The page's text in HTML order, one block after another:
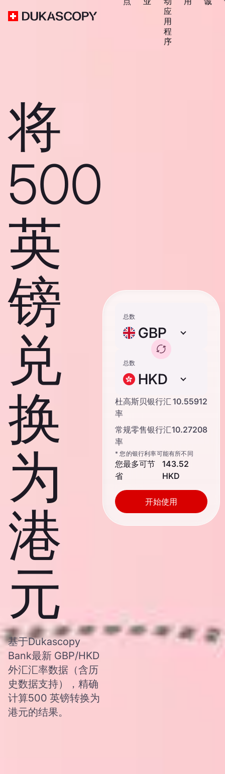
应
用
程
序
将
500
英
镑
兑
换
为
港
元
基于Dukascopy
Bank最新 GBP/HKD
外汇汇率数据（含历
史数据支持），精确
计算500 英镑转换为
港元的结果。
总数
GBP
总数
HKD
杜高斯贝银行汇
率
10.55912
常规零售银行汇
率
10.27208
* 您的银行利率可能有所不同
您最多可节
省
143.52
HKD
开始使用